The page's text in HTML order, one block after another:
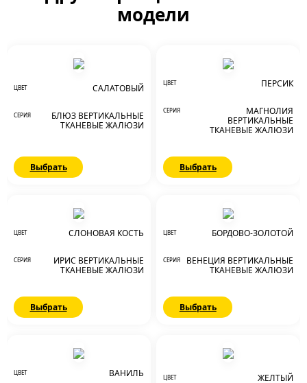
модели
ЦВЕТ САЛАТОВЫЙ
СЕРИЯ
БЛЮЗ ВЕРТИКАЛЬНЫЕ
ТКАНЕВЫЕ ЖАЛЮЗИ
Выбрать
ЦВЕТ ПЕРСИК
СЕРИЯ
МАГНОЛИЯ
ВЕРТИКАЛЬНЫЕ
ТКАНЕВЫЕ ЖАЛЮЗИ
Выбрать
ЦВЕТ СЛОНОВАЯ КОСТЬ
СЕРИЯ
ИРИС ВЕРТИКАЛЬНЫЕ
ТКАНЕВЫЕ ЖАЛЮЗИ
Выбрать
ЦВЕТ БОРДОВО-ЗОЛОТОЙ
СЕРИЯ
ВЕНЕЦИЯ ВЕРТИКАЛЬНЫЕ
ТКАНЕВЫЕ ЖАЛЮЗИ
Выбрать
ЦВЕТ ВАНИЛЬ ЦВЕТ ЖЕЛТЫЙ